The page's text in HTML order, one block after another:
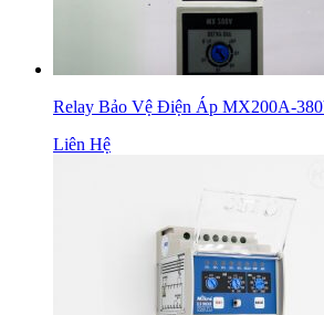
Relay Bảo Vệ Điện Áp MX200A-
Liên Hệ